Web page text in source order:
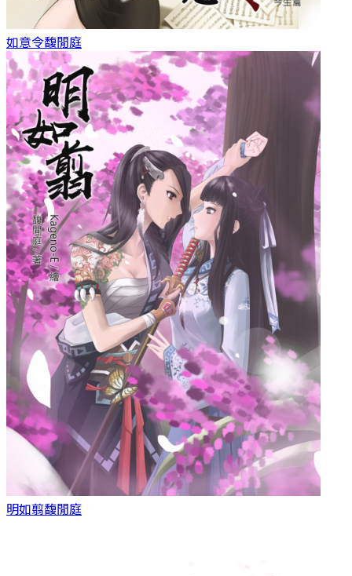
如意令馥閒庭
明如翦馥閒庭